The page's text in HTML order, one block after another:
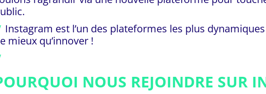
Instagram est l’un des plateformes les plus
mieux qu’innover !
NOUS REJOINDRE SUR